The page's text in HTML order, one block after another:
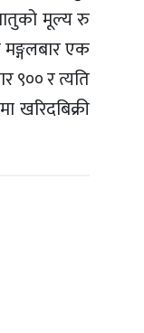
मूल्य रु
एक
९०० र त्यति
खरिदबिक्री